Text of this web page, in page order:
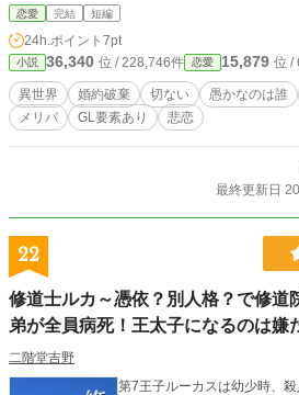
恋愛 完結 短編
24h.ポイント 7pt
小説 36,340 位 / 228,746件 恋愛 15,879 位 /
異世界 婚約破棄 切ない 愚かなのは誰
メリバ
GL要素あり 悲恋
最終更新日
22
修道士ルカ～憑依？別人格？で修道
弟が全員病死！王太子になるのは嫌
二階堂吉野
第7王子ルーカスは幼少時、